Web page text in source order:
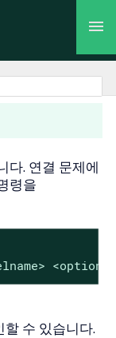
다. 연결 문제에
령을
할 수 있습니다.